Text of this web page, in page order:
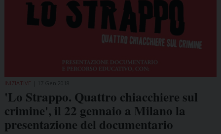
INIZIATIVE
'Lo Strappo. Quattro chiacchiere sul
crimine', il 22 gennaio a Milano la
presentazione del documentario